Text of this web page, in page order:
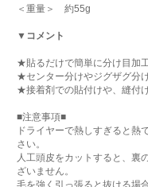
＜重量＞ 約55g
▼コメント
★貼るだけで簡単に分け目加
★センター分けやジグザグ分
★接着剤での貼付けや、縫付
■注意事項■
ドライヤーで熱しすぎると熱
さい。
人工頭皮をカットすると、裏
ざいません。
毛を強く引っ張ると抜ける場